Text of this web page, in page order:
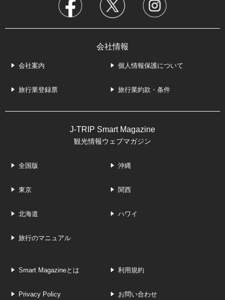
会社情報
会社案内 個人情報保護について
旅行業登録票 旅行業約款・条件
J-TRIP Smart Magazine
観光情報ウェブマガジン
全国版 沖縄
東京 関西
北海道 ハワイ
旅行のマニュアル
Smart Magazineとは 利用規約
Privacy Policy お問い合わせ